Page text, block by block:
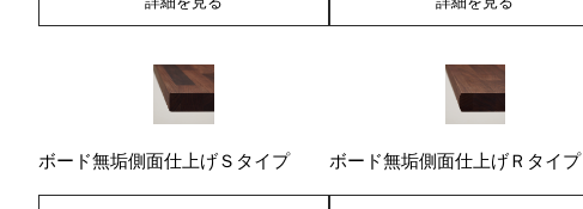
ボード無垢側面仕上げＳタイプ ボード無垢側面仕上げＲタイプ